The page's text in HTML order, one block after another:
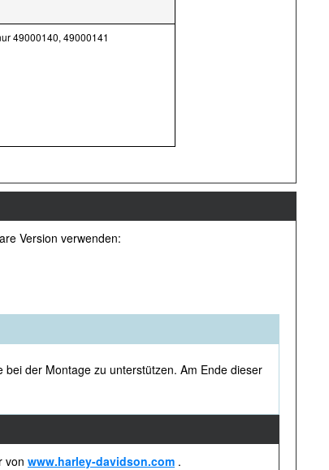
49000140, 49000141
Version verwenden:
der Montage zu unterstützen. Am Ende dieser
von www.harley-davidson.com .